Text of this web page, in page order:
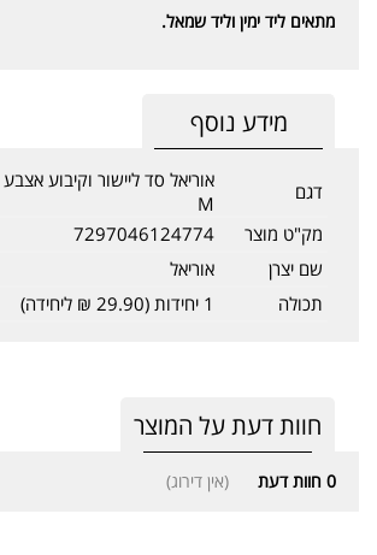
מתאים ליד ימין וליד שמאל.
מידע נוסף
דגם
M
מק"ט מוצר
7297046124774
שם יצרן
אוריאל
תכולה
1 יחידות (29.90 ₪ ליחידה)
חוות דעת על המוצר
0 חוות דעת (אין דירוג)